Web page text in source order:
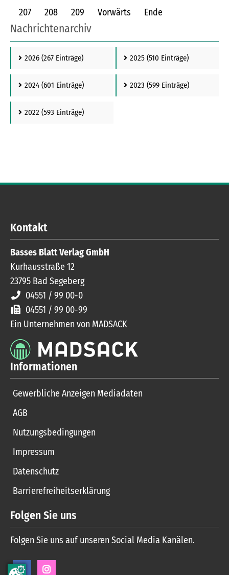
207
208 209 Vorwärts Ende
Nachrichtenarchiv
2026 (267 Einträge) 2025 (510 Einträge)
2024 (601 Einträge) 2023 (599 Einträge)
2022 (593 Einträge)
Kontakt
Basses Blatt Verlag GmbH
Kurhausstraße 12
23795 Bad Segeberg
04551 / 99 00-0
04551 / 99 00-99
Ein Unternehmen von MADSACK
Informationen
Gewerbliche Anzeigen Mediadaten
AGB
Nutzungsbedingungen
Impressum
Datenschutz
Barrierefreiheitserklärung
Folgen Sie uns
Folgen Sie uns auf unseren Social Media Kanälen.